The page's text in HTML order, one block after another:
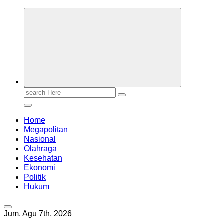
Search
Home
Megapolitan
Nasional
Olahraga
Kesehatan
Ekonomi
Politik
Hukum
Jum. Agu 7th, 2026